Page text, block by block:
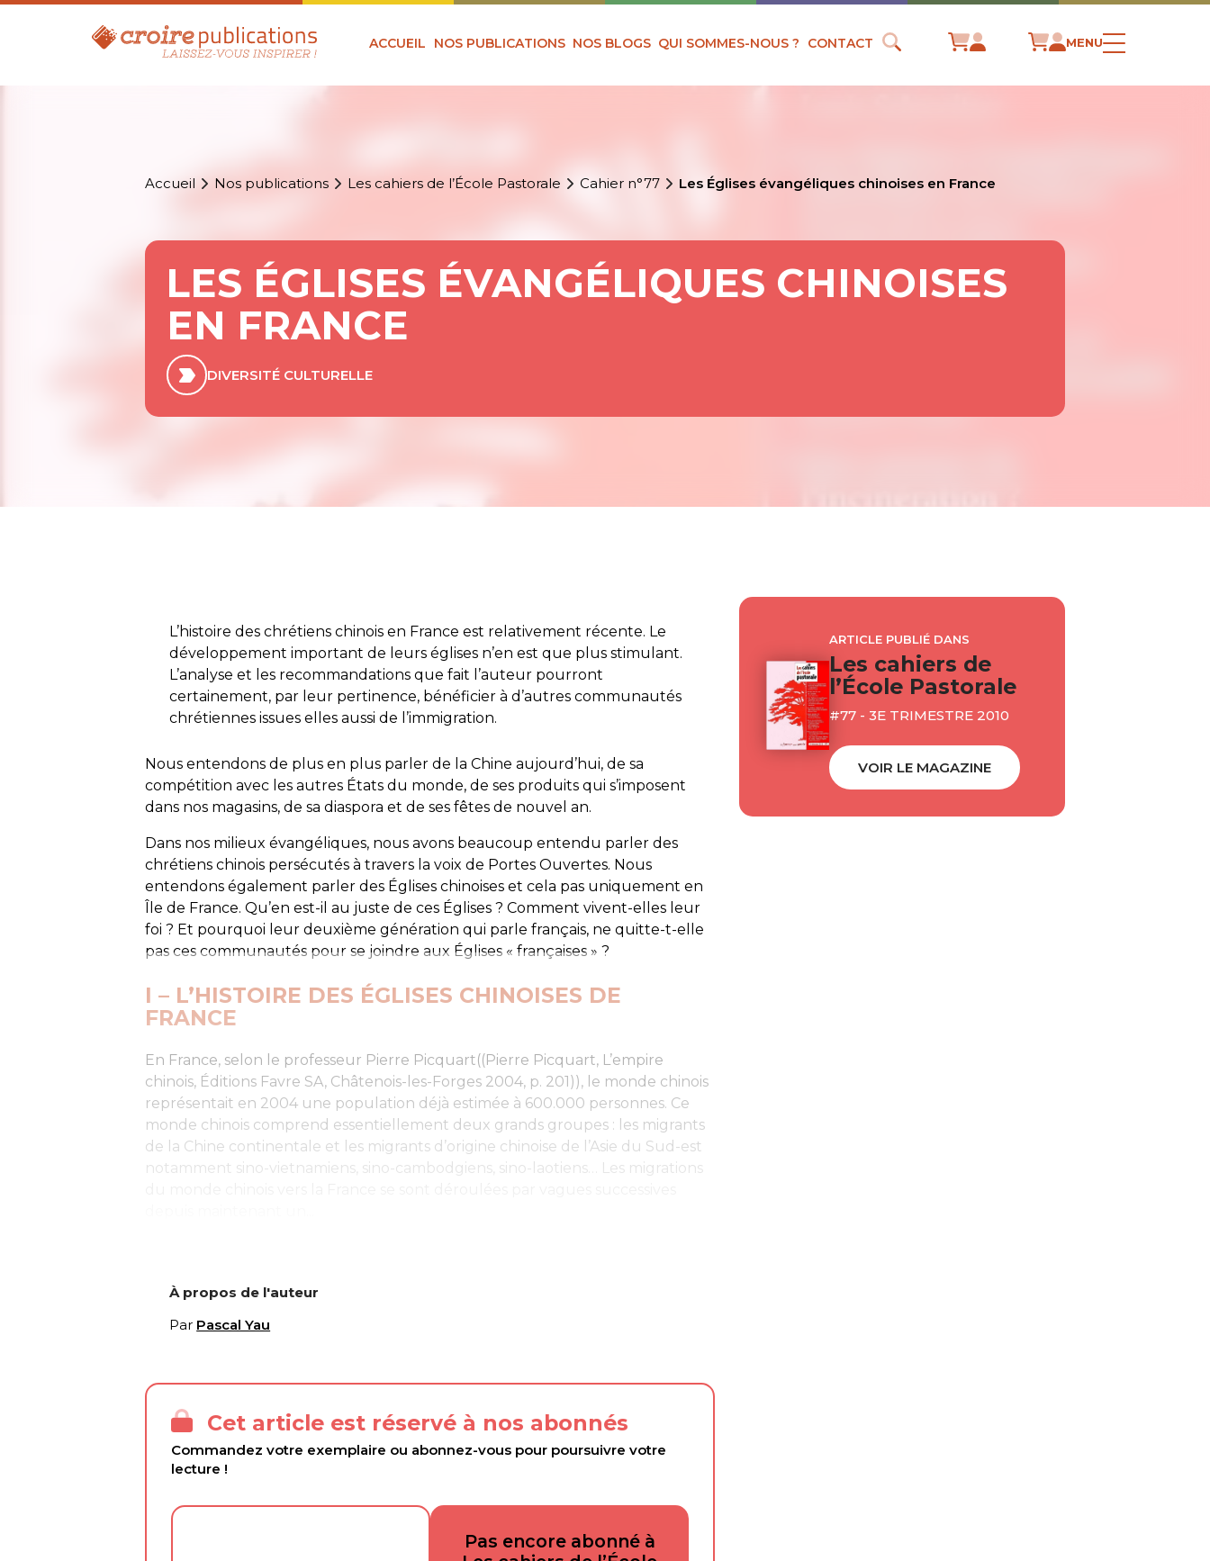
ACCUEIL NOS PUBLICATIONS NOS BLOGS QUI SOMMES-NOUS ? CONTACT MENU
Accueil Nos publications Les cahiers de l’École Pastorale Cahier n°77 Les Églises évangéliques chinoises en France
LES ÉGLISES ÉVANGÉLIQUES CHINOISES
EN FRANCE
DIVERSITÉ CULTURELLE
L’histoire des chrétiens chinois en France est relativement récente. Le
développement important de leurs églises n’en est que plus stimulant.
L’analyse et les recommandations que fait l’auteur pourront
certainement, par leur pertinence, bénéficier à d’autres communautés
chrétiennes issues elles aussi de l’immigration.
Nous entendons de plus en plus parler de la Chine aujourd’hui, de sa
compétition avec les autres États du monde, de ses produits qui s’imposent
dans nos magasins, de sa diaspora et de ses fêtes de nouvel an.
Dans nos milieux évangéliques, nous avons beaucoup entendu parler des
chrétiens chinois persécutés à travers la voix de Portes Ouvertes. Nous
entendons également parler des Églises chinoises et cela pas uniquement en
Île de France. Qu’en est-il au juste de ces Églises ? Comment vivent-elles leur
foi ? Et pourquoi leur deuxième génération qui parle français, ne quitte-t-elle
pas ces communautés pour se joindre aux Églises « françaises » ?
I – L’HISTOIRE DES ÉGLISES CHINOISES DE
FRANCE
En France, selon le professeur Pierre Picquart((Pierre Picquart, L’empire
chinois, Éditions Favre SA, Châtenois-les-Forges 2004, p. 201)), le monde chinois
représentait en 2004 une population déjà estimée à 600.000 personnes. Ce
monde chinois comprend essentiellement deux grands groupes : les migrants
de la Chine continentale et les migrants d’origine chinoise de l’Asie du Sud-est
notamment sino-vietnamiens, sino-cambodgiens, sino-laotiens… Les migrations
À propos de l'auteur
Par Pascal Yau
Cet article est réservé à nos abonnés
Commandez votre exemplaire ou abonnez-vous pour poursuivre votre
lecture !
Pas encore abonné à
ARTICLE PUBLIÉ DANS
Les cahiers de
l’École Pastorale
#77 - 3E TRIMESTRE 2010
VOIR LE MAGAZINE